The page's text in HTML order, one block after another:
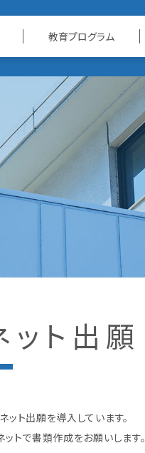
教育プログラム
ット出願
ット出願を導入しています。
ットで書類作成をお願いします。